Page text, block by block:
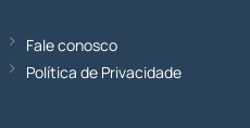
Fale conosco
Política de Privacidade